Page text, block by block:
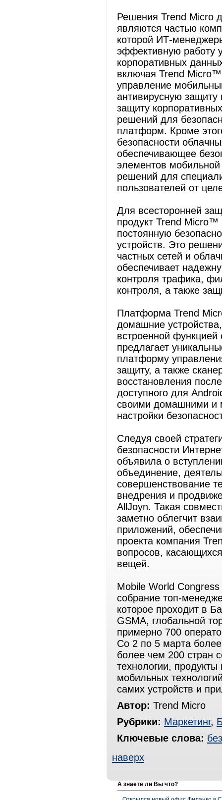
Решения Trend Micro
являются частью
которой ИТ-
эффективную работу
корпоративных
включая Trend
управление
антивирусную
защиту
решений для
платформ. Кроме
безопасности
обеспечивающее
элементов
решений для
пользователей от
Для всесторонней
продукт Trend
постоянную
устройств. Это
частных сетей и
обеспечивает
контроля трафика,
контроля, а также
Платформа Trend
домашние
встроенной функцией
предлагает
платформу
защиту, а также
восстановления
доступного для
своими домашними и
настройки
Следуя своей
безопасности
объявила о
объединение,
совершенствование
внедрения и
AllJoyn. Такая
заметно облегчит
приложений,
проекта компания
вопросов,
вещей.
Mobile World
собрание топ-
которое проходит в
GSMA, глобальной
примерно 700
Со 2 по 5 марта более
более чем 200 стран
технологии,
мобильных
самих устройств и
Автор: Trend Micro
Рубрики: Маркетинг,
Ключевые слова:
наверх
А знаете ли Вы что?